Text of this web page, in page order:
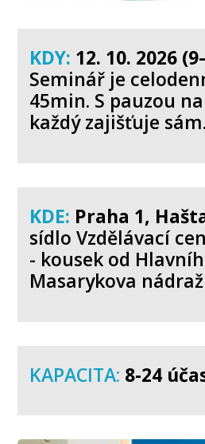
KDY: 12. 10. 2026
Seminář je
45min. S pauzou
každý zajišťuje sám.
KDE: Praha 1,
sídlo Vzdělávací
- kousek od
Masarykova
KAPACITA: 8-24